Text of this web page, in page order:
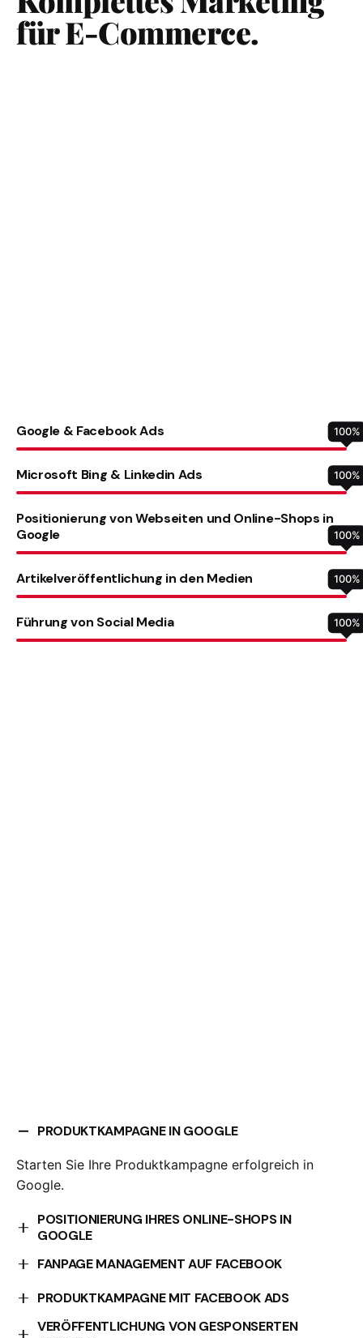
für E-Commerce.
Google & Facebook Ads 100%
Microsoft Bing & Linkedin Ads 100%
Positionierung von Webseiten und Online-Shops in
Google
100%
Artikelveröffentlichung in den Medien 100%
Führung von Social Media 100%
PRODUKTKAMPAGNE IN GOOGLE
Starten Sie Ihre Produktkampagne erfolgreich in
Google.
POSITIONIERUNG IHRES ONLINE-SHOPS IN
GOOGLE
Optimieren Sie die Positionierung Ihres Online-Shops
FANPAGE MANAGEMENT AUF FACEBOOK
Wir kümmern uns um die Verwaltung Ihrer Facebook-
Fanpage.
PRODUKTKAMPAGNE MIT FACEBOOK ADS
Starten Sie Ihre Produktkampagne effektiv mit
VERÖFFENTLICHUNG VON GESPONSERTEN